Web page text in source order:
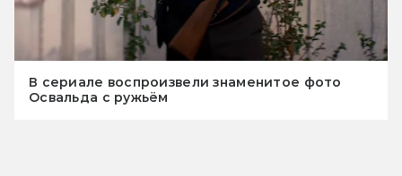
В сериале воспроизвели знаменитое фото
Освальда с ружьём